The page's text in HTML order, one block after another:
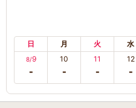
日 月 火 水
8/9 10 11 12